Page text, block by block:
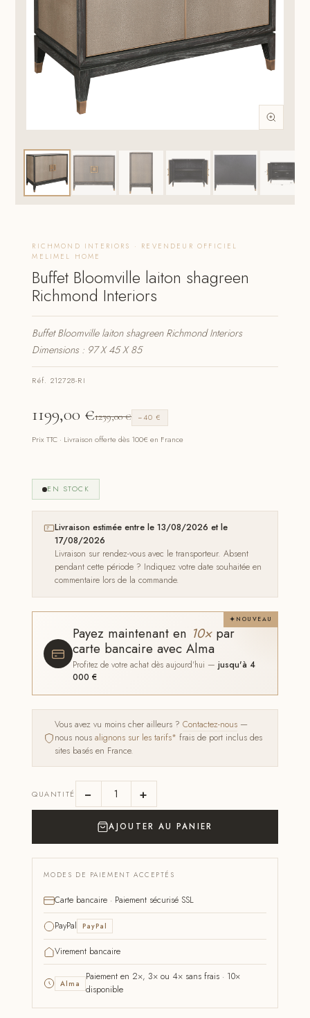
RICHMOND INTERIORS · REVENDEUR OFFICIEL
MELIMEL HOME
Buffet Bloomville laiton shagreen
Richmond Interiors
Buffet Bloomville laiton shagreen Richmond Interiors
Dimensions : 97 X 45 X 85
Réf. 212728-RI
1199,00 €1239,00€ −40 €
Prix TTC · Livraison offerte dès 100€ en France
EN STOCK
Livraison estimée entre le 13/08/2026 et le
17/08/2026
Livraison sur rendez-vous avec le transporteur. Absent
pendant cette période ? Indiquez votre date souhaitée en
commentaire lors de la commande.
NOUVEAU
Payez maintenant en 10×par
carte bancaire avec Alma
Profitez de votre achat dès aujourd'hui —jusqu'à 4
000 €
Vous avez vu moins cher ailleurs ?Contactez-nous —
nous nousalignons sur les tarifs* frais de port inclus des
sites basés en France.
QUANTITÉ − +
AJOUTER AU PANIER
MODES DE PAIEMENT ACCEPTÉS
Carte bancaire · Paiement sécurisé SSL
PayPal PayPal
Virement bancaire
Alma
Paiement en 2×, 3× ou 4× sans frais · 10×
disponible